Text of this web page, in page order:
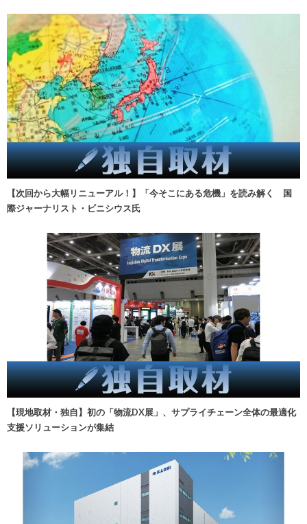
【次回から大幅リニューアル！】「今そこにある危機」を読み解く 国
際ジャーナリスト・ビニシウス氏
【現地取材・独自】初の「物流DX展」、サプライチェーン全体の最適化
支援ソリューションが集結